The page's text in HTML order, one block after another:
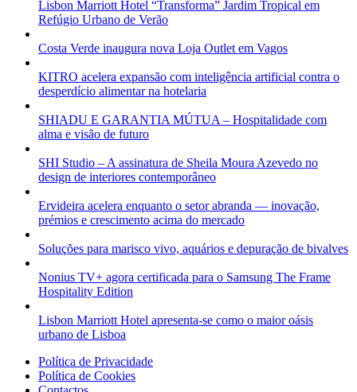
Lisbon Marriott Hotel “Transforma” Jardim Tropical em
Refúgio Urbano de Verão
Costa Verde inaugura nova Loja Outlet em Vagos
KITRO acelera expansão com inteligência artificial contra o
desperdício alimentar na hotelaria
SHIADU E GARANTIA MÚTUA – Hospitalidade com
alma e visão de futuro
SHI Studio – A assinatura de Sheila Moura Azevedo no
design de interiores contemporâneo
Ervideira acelera enquanto o setor abranda — inovação,
prémios e crescimento acima do mercado
Soluções para marisco vivo, aquários e depuração de bivalves
Nonius TV+ agora certificada para o Samsung The Frame
Hospitality Edition
Lisbon Marriott Hotel apresenta-se como o maior oásis
urbano de Lisboa
Política de Privacidade
Política de Cookies